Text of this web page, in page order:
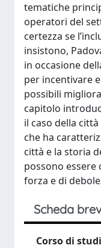
tematiche
operatori del
certezza se
insistono,
in occasione
per incentivare
possibili
capitolo
il caso della
che ha
città e la storia
possono
forza e di
Scheda
Corso di